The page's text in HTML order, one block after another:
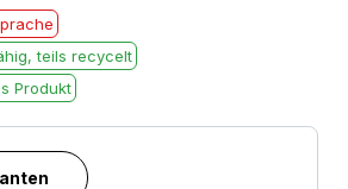
teils recycelt
Produkt